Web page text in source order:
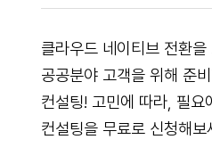
클라우드 네이티브 전환
공공분야 고객을 위해 준
컨설팅! 고민에 따라, 필요
컨설팅을 무료로 신청해보